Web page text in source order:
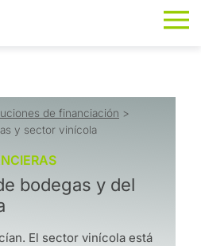
de financiación >
y sector vinícola
bodegas y del
El sector vinícola está